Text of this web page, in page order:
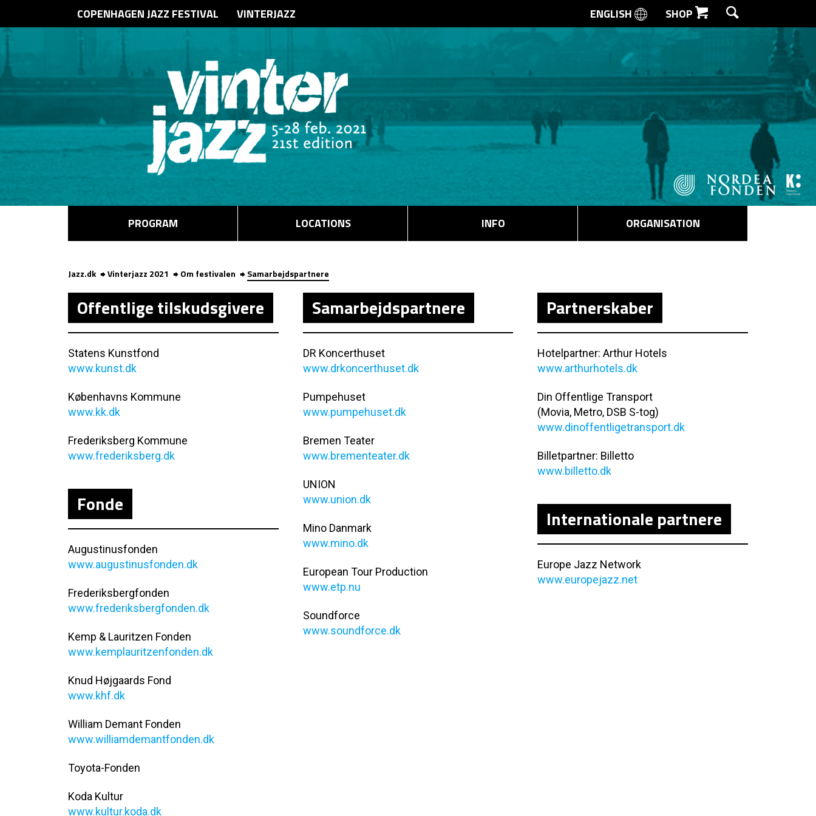
SØG
COPENHAGEN JAZZ FESTIVAL VINTERJAZZ ENGLISH SHOP
PROGRAM LOCATIONS INFO ORGANISATION
Jazz.dk Vinterjazz 2021 Om festivalen Samarbejdspartnere
Offentlige tilskudsgivere
Statens Kunstfond
www.kunst.dk
Københavns Kommune
www.kk.dk
Frederiksberg Kommune
www.frederiksberg.dk
Fonde
Augustinusfonden
www.augustinusfonden.dk
Frederiksbergfonden
www.frederiksbergfonden.dk
Kemp & Lauritzen Fonden
www.kemplauritzenfonden.dk
Knud Højgaards Fond
www.khf.dk
William Demant Fonden
www.williamdemantfonden.dk
Toyota-Fonden
Koda Kultur
www.kultur.koda.dk
Samarbejdspartnere
DR Koncerthuset
www.drkoncerthuset.dk
Pumpehuset
www.pumpehuset.dk
Bremen Teater
www.brementeater.dk
UNION
www.union.dk
Mino Danmark
www.mino.dk
European Tour Production
www.etp.nu
Soundforce
www.soundforce.dk
Partnerskaber
Hotelpartner: Arthur Hotels
www.arthurhotels.dk
Din Offentlige Transport
(Movia, Metro, DSB S-tog)
www.dinoffentligetransport.dk
Billetpartner: Billetto
www.billetto.dk
Internationale partnere
Europe Jazz Network
www.europejazz.net